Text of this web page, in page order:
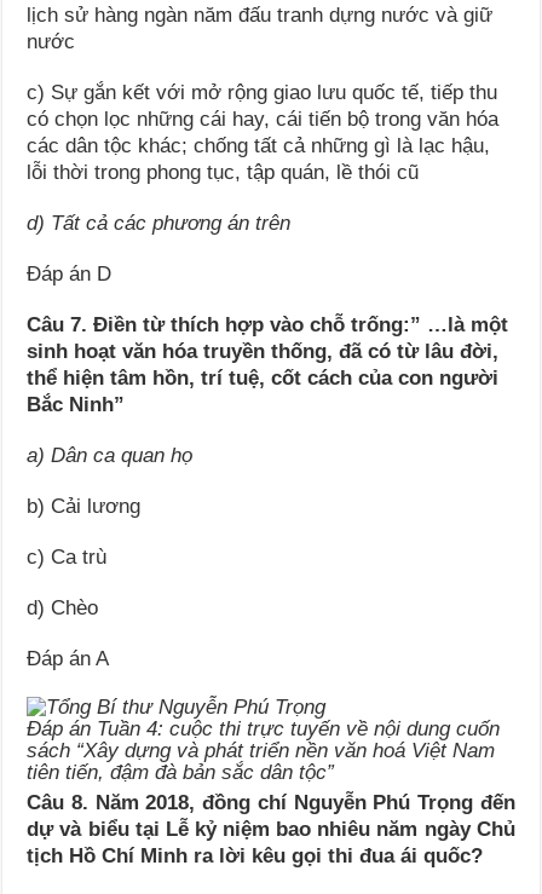
lịch sử hàng ngàn năm đấu tranh dựng nước và giữ
nước
c) Sự gắn kết với mở rộng giao lưu quốc tế, tiếp thu
có chọn lọc những cái hay, cái tiến bộ trong văn hóa
các dân tộc khác; chống tất cả những gì là lạc hậu,
lỗi thời trong phong tục, tập quán, lề thói cũ
d) Tất cả các phương án trên
Đáp án D
Câu 7. Điền từ thích hợp vào chỗ trống:” …là một
sinh hoạt văn hóa truyền thống, đã có từ lâu đời,
thể hiện tâm hồn, trí tuệ, cốt cách của con người
Bắc Ninh”
a) Dân ca quan họ
b) Cải lương
c) Ca trù
d) Chèo
Đáp án A
Đáp án Tuần 4: cuộc thi trực tuyến về nội dung cuốn
sách “Xây dựng và phát triển nền văn hoá Việt Nam
tiên tiến, đậm đà bản sắc dân tộc”
Câu 8. Năm 2018, đồng chí Nguyễn Phú Trọng đến
dự và biểu tại Lễ kỷ niệm bao nhiêu năm ngày Chủ
tịch Hồ Chí Minh ra lời kêu gọi thi đua ái quốc?